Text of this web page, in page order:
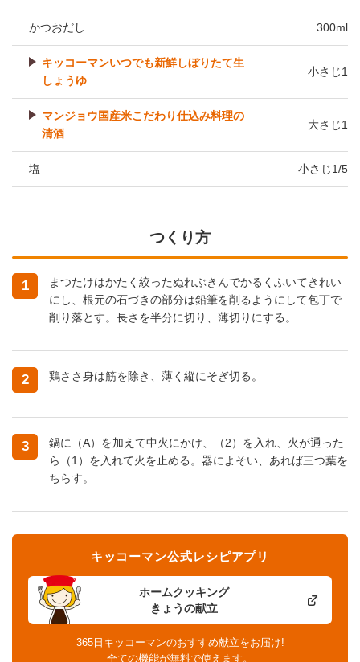
かつおだし 300ml
キッコーマンいつでも新鮮しぼりたて生
しょうゆ
小さじ1
マンジョウ国産米こだわり仕込み料理の
清酒
大さじ1
塩 小さじ1/5
つくり方
1
まつたけはかたく絞ったぬれぶきんでかるくふいてきれい
にし、根元の石づきの部分は鉛筆を削るようにして包丁で
削り落とす。長さを半分に切り、薄切りにする。
2 鶏ささ身は筋を除き、薄く縦にそぎ切る。
3
鍋に（A）を加えて中火にかけ、（2）を入れ、火が通った
ら（1）を入れて火を止める。器によそい、あれば三つ葉を
ちらす。
ホームクッキング
きょうの献立
キッコーマン公式レシピアプリ
365日キッコーマンのおすすめ献立をお届け!
全ての機能が無料で使えます。